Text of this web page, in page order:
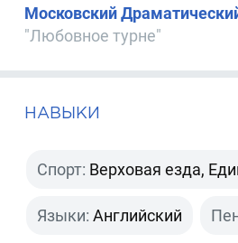
Московский
"Любовное турне"
НАВЫКИ
Спорт: Верховая езда,
Языки: Английский